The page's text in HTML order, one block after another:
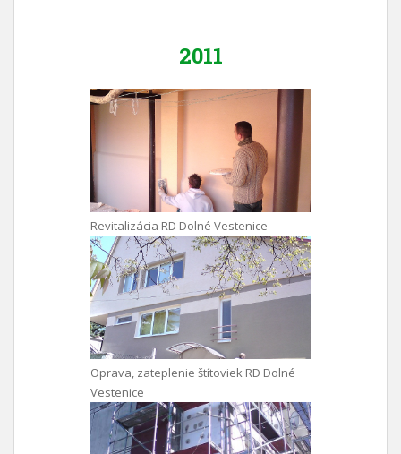
2011
Revitalizácia RD Dolné Vestenice
Oprava, zateplenie štítoviek RD Dolné
Vestenice